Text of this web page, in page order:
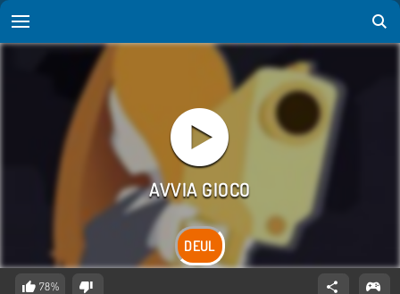
DEUL
78%